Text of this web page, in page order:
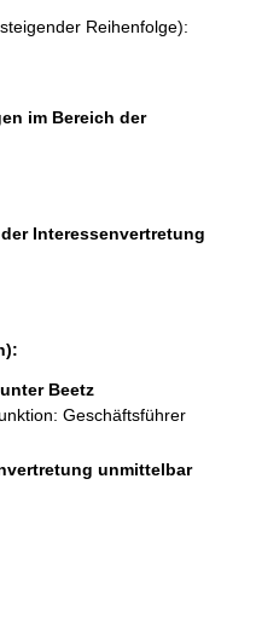
Reihenfolge):
im Bereich der
Interessenvertretung
Beetz
Geschäftsführer
unmittelbar